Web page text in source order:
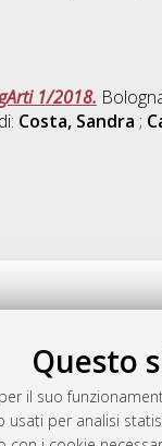
Questo
il suo
per analisi
1/2018.
Costa, Sandra ;
R3P19R
gestito da
AlmaDL